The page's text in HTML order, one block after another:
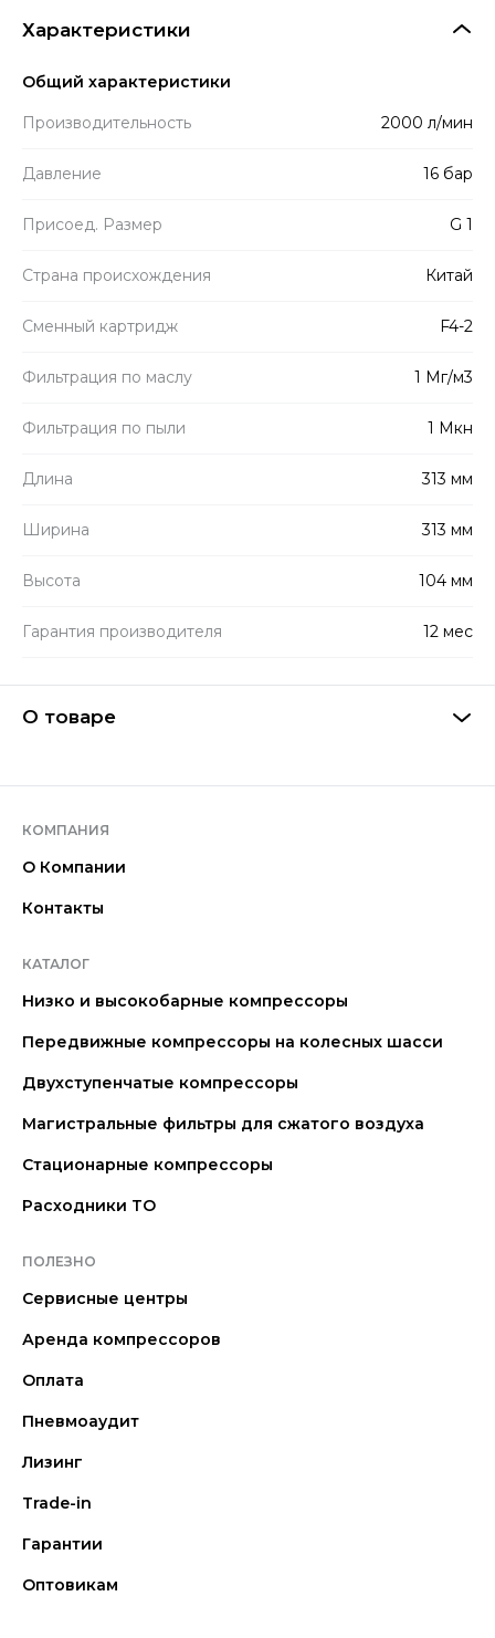
Характеристики
Общий характеристики
Производитель­ность 2000 л/мин
Давление 16 бар
Присоед. Размер G 1
Страна происхождения Китай
Сменный картридж F4-2
Фильтрация по маслу 1 Мг/м3
Фильтрация по пыли 1 Мкн
Длина 313 мм
Ширина 313 мм
Высота 104 мм
Гарантия производителя 12 мес
О товаре
КОМПАНИЯ
О Компании
Контакты
КАТАЛОГ
Низко и высокобарные компрессоры
Передвижные компрессоры на колесных шасси
Двухступенчатые компрессоры
Магистральные фильтры для сжатого воздуха
Стационарные компрессоры
Расходники ТО
ПОЛЕЗНО
Сервисные центры
Аренда компрессоров
Оплата
Пневмоаудит
Лизинг
Trade-in
Гарантии
Оптовикам